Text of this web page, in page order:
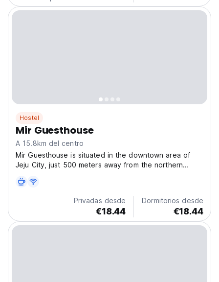
Hostel
Mir Guesthouse
A 15.8km del centro
Mir Guesthouse is situated in the downtown area of
Jeju City, just 500 meters away from the northern
Head Rock) . It is also conveniently located within a
10-minute drive from both Jeju Port and Jeju
Privadas desde
€18.44
Dormitorios desde
€18.44